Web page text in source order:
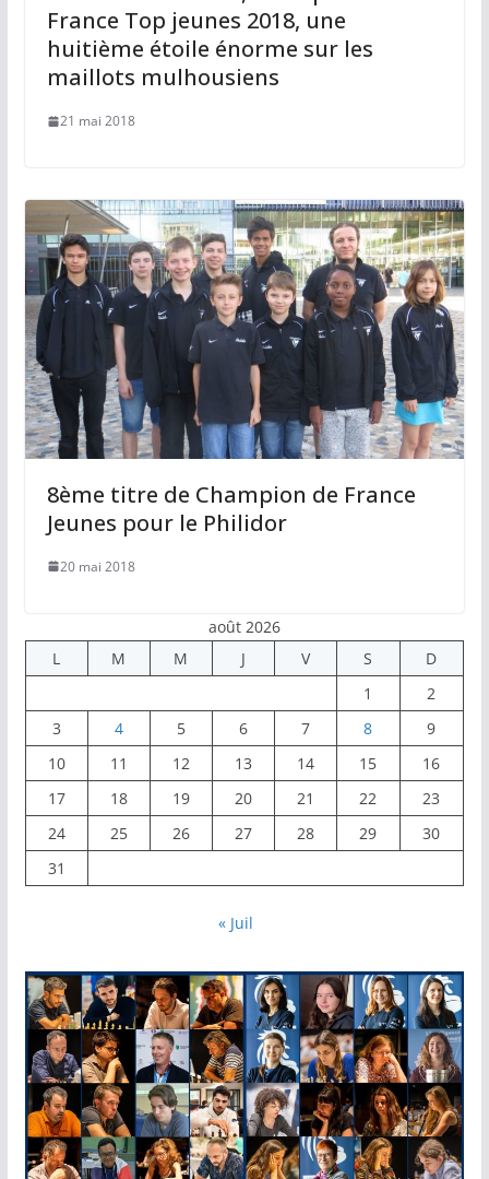
France Top jeunes 2018, une
huitième étoile énorme sur les
maillots mulhousiens
21 mai 2018
8ème titre de Champion de France
Jeunes pour le Philidor
20 mai 2018
août 2026
L
M M J V S
D
1
2
3
4 5 6 7 8
9
10
11 12 13 14 15
16
17
18 19 20 21 22
23
24
25 26 27 28 29
30
31
« Juil